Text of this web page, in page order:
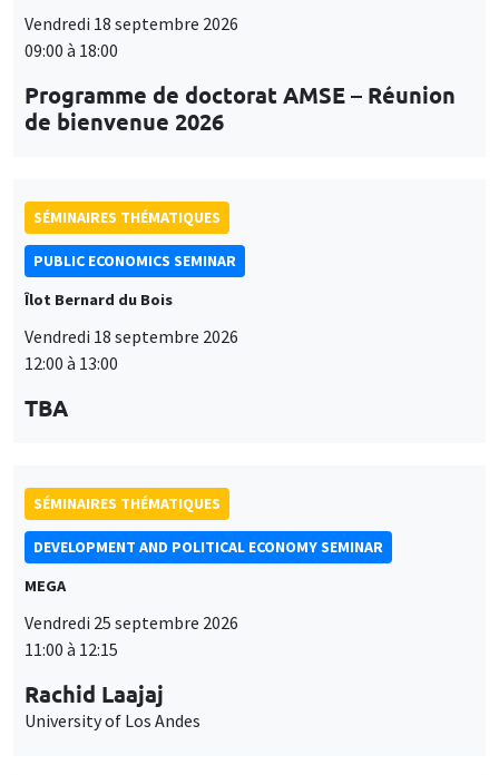
Vendredi 18 septembre 2026
09:00 à 18:00
Programme de doctorat AMSE – Réunion
de bienvenue 2026
SÉMINAIRES THÉMATIQUES
PUBLIC ECONOMICS SEMINAR
Îlot Bernard du Bois
Vendredi 18 septembre 2026
12:00 à 13:00
TBA
SÉMINAIRES THÉMATIQUES
DEVELOPMENT AND POLITICAL ECONOMY SEMINAR
MEGA
Vendredi 25 septembre 2026
11:00 à 12:15
Rachid Laajaj
University of Los Andes